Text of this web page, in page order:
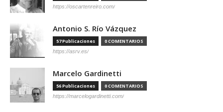
https://oscartenreiro.com/
Antonio S. Río Vázquez
57 Publicaciones 0 COMENTARIOS
https://asrv.es/
Marcelo Gardinetti
56 Publicaciones 0 COMENTARIOS
https://marcelogardinetti.com/